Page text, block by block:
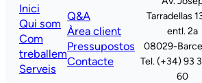
Inici
Qui som
Com
treballem
Serveis
Q&A
Àrea client
Pressupostos
Contacte
Tarradellas
entl. 2a
08029-
Tel. (+34) 93
60